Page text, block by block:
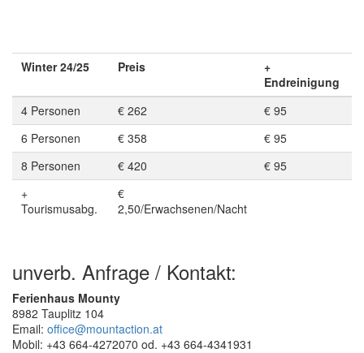
Winter 24/25 Preis
+
Endreinigung
4 Personen
€ 262
€ 95
6 Personen
€ 358
€ 95
8 Personen
€ 420
€ 95
+
Tourismusabg.
€
2,50/Erwachsenen/Nacht
unverb. Anfrage / Kontakt:
Ferienhaus Mounty
8982 Tauplitz 104
Email: office@mountaction.at
Mobil: +43 664-4272070 od. +43 664-4341931